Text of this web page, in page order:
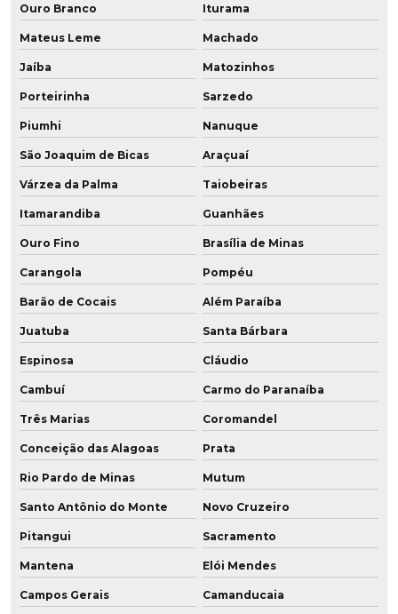
Poliuretano aditivado com grafeno
Poliuretano de alta performance
Poliuretano com grafeno
Poliuretano resistente a altas temperaturas
Pu amortecedor
Recondicionamento de peças
Recondicionamento de rodas
Revestimento de cilindros em pu
Revestimento de polia
Revestimento de polia em pu
Revestimento poliuretano
Revestimento de poliuretano em tubos
Revestimento em pu
Revestimento em pu para rodas
Revestimento de rodas para empilhadeiras
Ouro Branco Iturama
Mateus Leme Machado
Jaíba Matozinhos
Porteirinha Sarzedo
Piumhi Nanuque
São Joaquim de Bicas Araçuaí
Várzea da Palma Taiobeiras
Itamarandiba Guanhães
Ouro Fino Brasília de Minas
Carangola Pompéu
Barão de Cocais Além Paraíba
Juatuba Santa Bárbara
Espinosa Cláudio
Cambuí Carmo do Paranaíba
Três Marias Coromandel
Conceição das Alagoas Prata
Rio Pardo de Minas Mutum
Santo Antônio do Monte Novo Cruzeiro
Pitangui Sacramento
Mantena Elói Mendes
Campos Gerais Camanducaia